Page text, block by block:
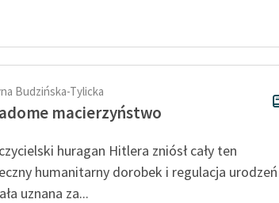
Budzińska-Tylicka
macierzyństwo
huragan Hitlera zniósł cały ten
humanitarny dorobek i regulacja urodzeń
uznana za...